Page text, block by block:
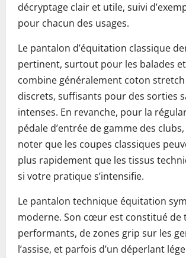
décryptage clair et utile, suivi
pour chacun des usages.
Le pantalon d’équitation classique
pertinent, surtout pour les balades
combine généralement coton
discrets, suffisants pour des sorties
intenses. En revanche, pour la
pédale d’entrée de gamme des
noter que les coupes classiques
plus rapidement que les tissus
si votre pratique s’intensifie.
Le pantalon technique équitation
moderne. Son cœur est constitué de
performants, de zones grip sur les
l’assise, et parfois d’un déperlant